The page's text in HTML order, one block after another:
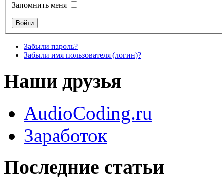
Запомнить меня
Забыли пароль?
Забыли имя пользователя (логин)?
Наши друзья
AudioCoding.ru
Заработок
Последние статьи